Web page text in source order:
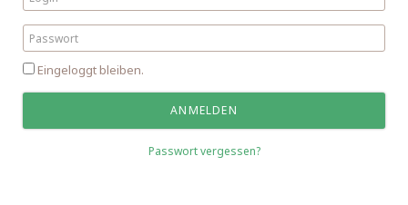
Eingeloggt bleiben.
Passwort vergessen?